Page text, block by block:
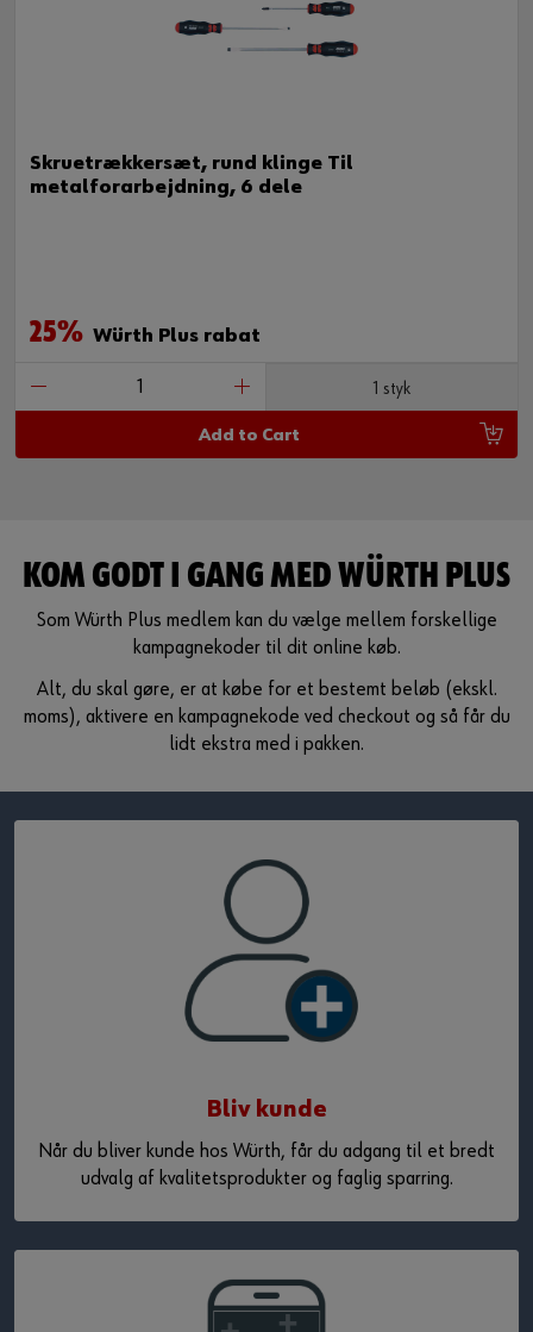
Skruetrækkersæt, rund klinge Til
metalforarbejdning, 6 dele
25% Würth Plus rabat
1 styk
Add to Cart
KOM GODT I GANG MED WÜRTH PLUS
Som Würth Plus medlem kan du vælge mellem forskellige
kampagnekoder til dit online køb.
Alt, du skal gøre, er at købe for et bestemt beløb (ekskl.
moms), aktivere en kampagnekode ved checkout og så får du
lidt ekstra med i pakken.
Bliv kunde
Når du bliver kunde hos Würth, får du adgang til et bredt
udvalg af kvalitetsprodukter og faglig sparring.